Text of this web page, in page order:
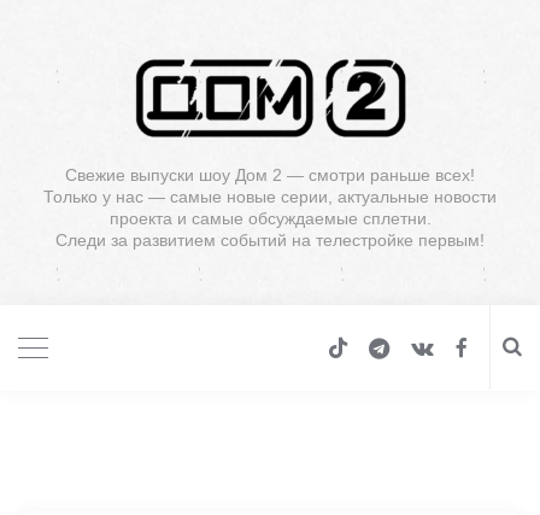
Свежие выпуски шоу Дом 2 — смотри раньше всех!
Только у нас — самые новые серии, актуальные новости
проекта и самые обсуждаемые сплетни.
Следи за развитием событий на телестройке первым!